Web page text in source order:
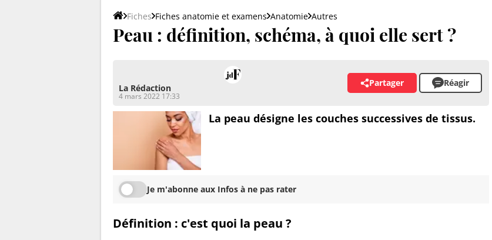
Fiches Fiches anatomie et examens Anatomie Autres
Peau : définition, schéma, à quoi elle sert ?
La Rédaction
4 mars 2022 17:33
Partager Réagir
La peau désigne les couches successives de tissus.
Je m'abonne aux Infos à ne pas rater
Définition : c'est quoi la peau ?